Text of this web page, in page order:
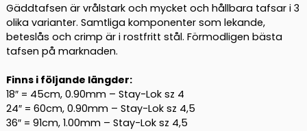
Gäddtafsen är vrålstark och mycket och hållbara tafsar i 3
olika varianter. Samtliga komponenter som lekande,
beteslås och crimp är i rostfritt stål. Förmodligen bästa
tafsen på marknaden.
Finns i följande längder:
18″ = 45cm, 0.90mm – Stay-Lok sz 4
24″ = 60cm, 0.90mm – Stay-Lok sz 4,5
36″ = 91cm, 1.00mm – Stay-Lok sz 4,5